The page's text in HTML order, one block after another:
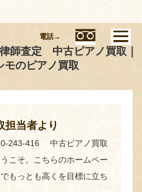
師査定 中古ピアノ買取｜
モのピアノ買取
担当者より
243-416 中古ピアノ買取
こそ。こちらのホームペー
もっとも高くを目標に立ち
電話→